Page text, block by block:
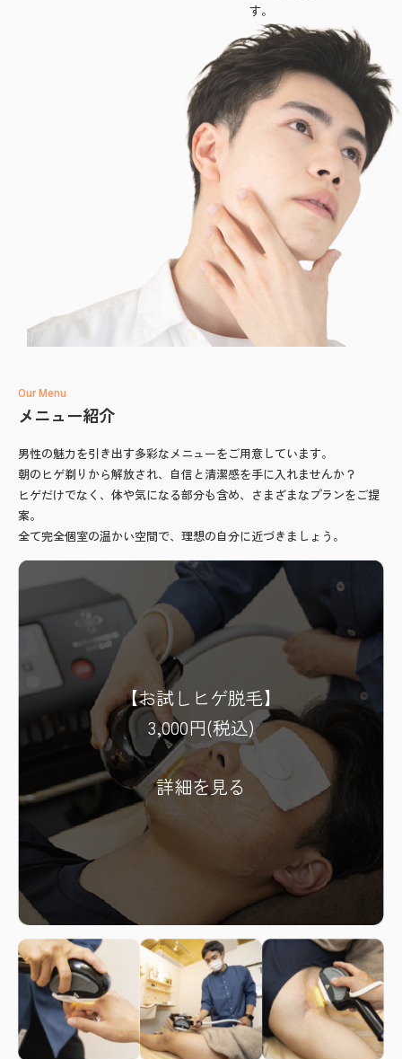
す。
Our Menu
メニュー紹介
男性の魅力を引き出す多彩なメニューをご用意しています。
朝のヒゲ剃りから解放され、自信と清潔感を手に入れませんか？
ヒゲだけでなく、体や気になる部分も含め、さまざまなプランをご提
案。
全て完全個室の温かい空間で、理想の自分に近づきましょう。